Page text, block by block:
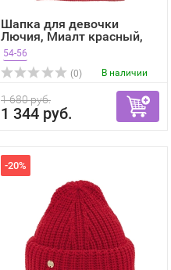
Шапка для девочки
Лючия, Миалт красный,
зима
54-56
(0)
В наличии
1 680 руб.
1 344 руб.
-20%